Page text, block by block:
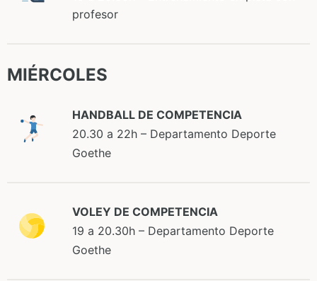
profesor
MIÉRCOLES
HANDBALL DE COMPETENCIA
20.30 a 22h – Departamento Deporte
Goethe
VOLEY DE COMPETENCIA
19 a 20.30h – Departamento Deporte
Goethe